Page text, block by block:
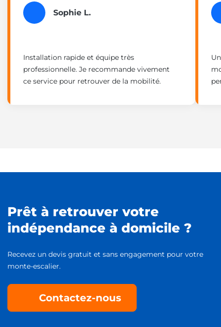
Sophie L.
Installation rapide et équipe très
professionnelle. Je recommande vivement
ce service pour retrouver de la mobilité.
Prêt à retrouver votre
indépendance à domicile ?
Recevez un devis gratuit et sans engagement pour votre
monte-escalier.
Contactez-nous